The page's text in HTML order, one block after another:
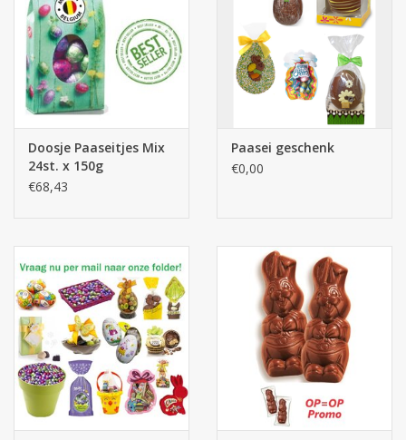
Doosje Paaseitjes Mix
24st. x 150g
€68,43
Paasei geschenk
€0,00